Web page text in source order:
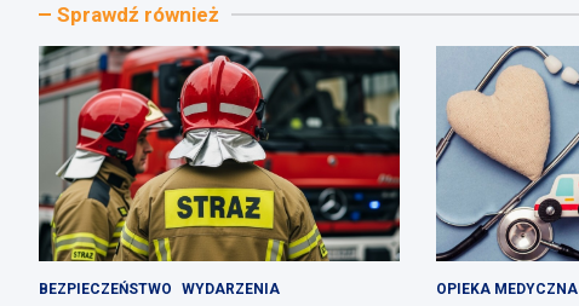
Sprawdź również
BEZPIECZEŃSTWO WYDARZENIA OPIEKA MEDYCZNA